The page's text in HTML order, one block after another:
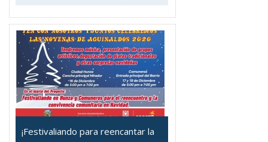
¡Festivaliando para reencantar la